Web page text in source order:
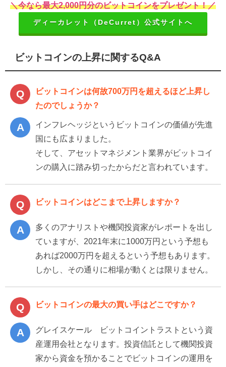
＼今なら最大2,000円分のビットコインをプレゼント！／
ディーカレット（DeCurret）公式サイトへ
ビットコインの上昇に関するQ&A
ビットコインは何故700万円を超えるほど上昇し
たのでしょうか？
インフレヘッジというビットコインの価値が先進
国にも広まりました。
そして、アセットマネジメント業界がビットコイ
ンの購入に踏み切ったからだと言われています。
ビットコインはどこまで上昇しますか？
多くのアナリストや機関投資家がレポートを出し
ていますが、2021年末に1000万円という予想も
あれば2000万円を超えるという予想もあります。
しかし、その通りに相場が動くとは限りません。
ビットコインの最大の買い手はどこですか？
グレイスケール ビットコイントラストという資
産運用会社となります。投資信託として機関投資
家から資金を預かることでビットコインの運用を